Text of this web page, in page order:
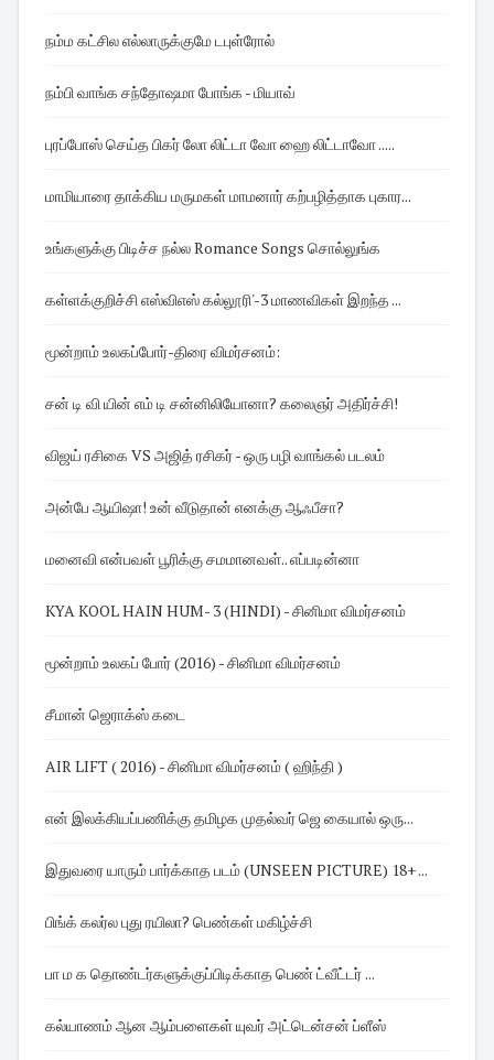
நம்ம கட்சில எல்லாருக்குமே டபுள்ரோல்
நம்பி வாங்க சந்தோஷமா போங்க - மியாவ்
புரப்போஸ் செய்த பிகர் லோ லிட்டா வோ ஹை லிட்டாவோ .....
மாமியாரை தாக்கிய மருமகள் மாமனார் கற்பழித்தாக புகார...
உங்களுக்கு பிடிச்ச நல்ல Romance Songs சொல்லுங்க
கள்ளக்குறிச்சி எஸ்விஎஸ் கல்லூரி'-3 மாணவிகள் இறந்த ...
மூன்றாம் உலகப்போர்-திரை விமர்சனம்:
சன் டி வி யின் எம் டி சன்னிலியோனா? கலைஞர் அதிர்ச்சி!
விஜய் ரசிகை VS அஜித் ரசிகர் - ஒரு பழி வாங்கல் படலம்
அன்பே ஆயிஷா! உன் வீடுதான் எனக்கு ஆஃபீசா?
மனைவி என்பவள் பூரிக்கு சமமானவள்.. எப்படின்னா
KYA KOOL HAIN HUM- 3 (HINDI) - சினிமா விமர்சனம்
மூன்றாம் உலகப் போர் (2016) - சினிமா விமர்சனம்
சீமான் ஜெராக்ஸ் கடை
AIR LIFT ( 2016) - சினிமா விமர்சனம் ( ஹிந்தி )
என் இலக்கியப்பணிக்கு தமிழக முதல்வர் ஜெ கையால் ஒரு...
இதுவரை யாரும் பார்க்காத படம் (UNSEEN PICTURE) 18+ ...
பிங்க் கலர்ல புது ரயிலா? பெண்கள் மகிழ்ச்சி
பா ம க தொண்டர்களுக்குப்பிடிக்காத பெண் ட்வீட்டர் ...
கல்யாணம் ஆன ஆம்பளைகள் யுவர் அட்டென்சன் ப்ளீஸ்